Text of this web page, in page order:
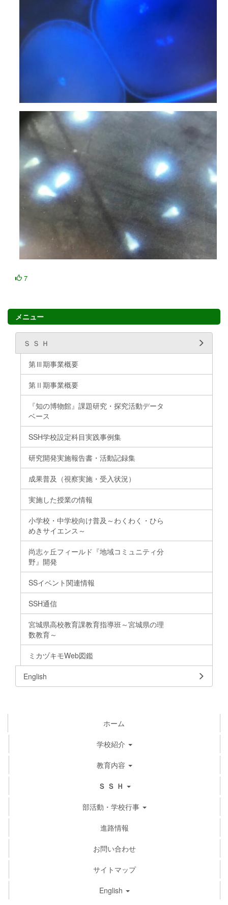
7
メニュー
Ｓ Ｓ Ｈ
第Ⅲ期事業概要
第Ⅱ期事業概要
『知の博物館』課題研究・探究活動データ
ベース
SSH学校設定科目実践事例集
研究開発実施報告書・活動記録集
成果普及（視察実施・受入状況）
実施した授業の情報
小学校・中学校向け普及～わくわく・ひら
めきサイエンス～
尚志ヶ丘フィールド『地域コミュニティ分
野』開発
SSイベント関連情報
SSH通信
宮城県高校教育課教育指導班～宮城県の理
数教育～
ミカヅキモWeb図鑑
English
ホーム
学校紹介
教育内容
Ｓ Ｓ Ｈ
部活動・学校行事
進路情報
お問い合わせ
サイトマップ
English